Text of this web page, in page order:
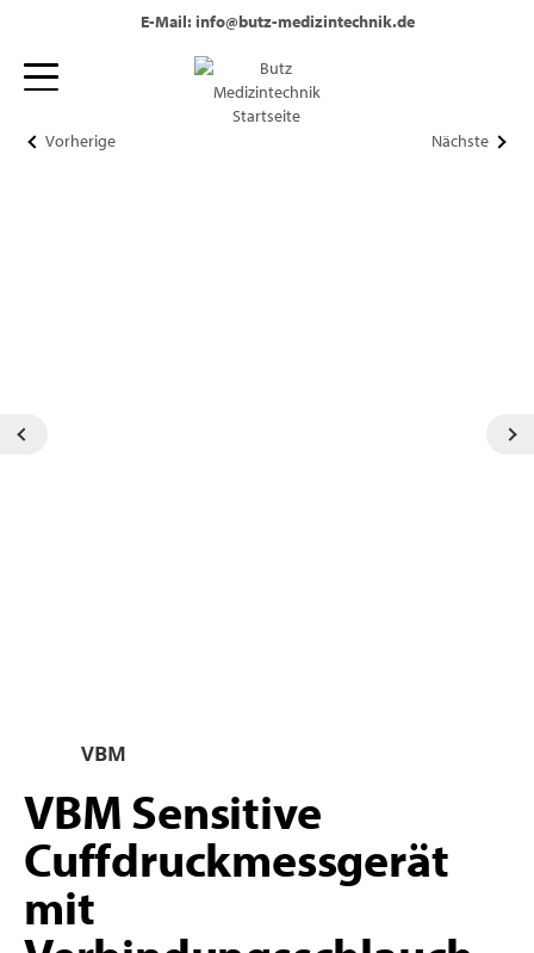
Tel.: +49 (0) 2236 - 330 860E-Mail: info@butz-medizintechnik.de
Vorherige Nächste
VBM
VBM Sensitive
Cuffdruckmessgerät
mit